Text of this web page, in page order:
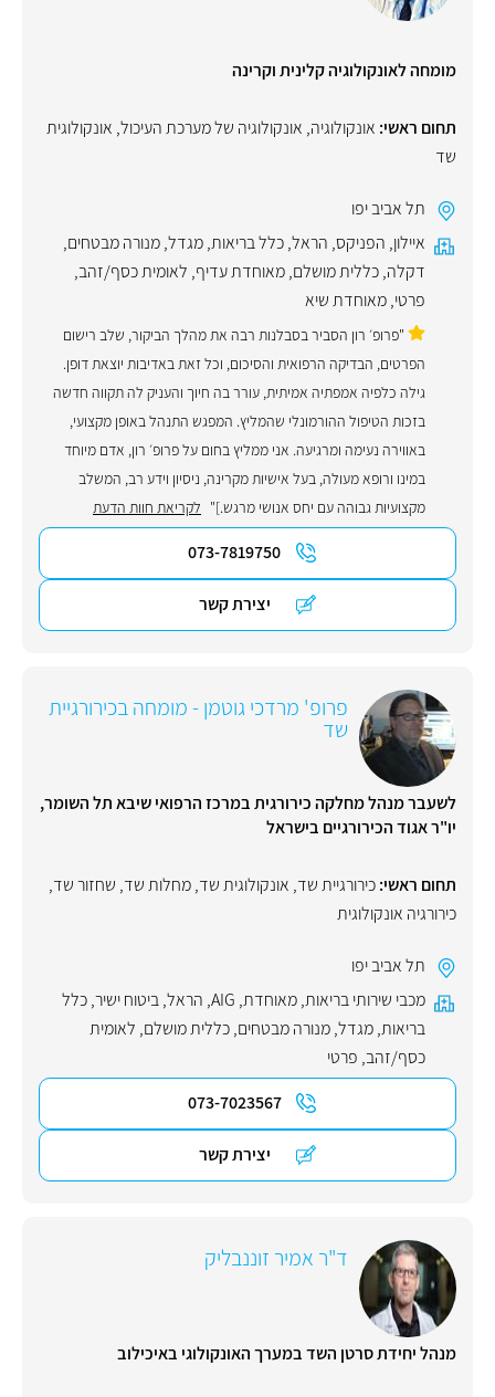
מומחה לאונקולוגיה קלינית וקרינה
תחום ראשי: אונקולוגיה, אונקולוגיה של מערכת העיכול, אונקולוגית
שד
תל אביב יפו
איילון, הפניקס, הראל,כלל בריאות,מגדל,מנורה מבטחים,
דקלה,כללית מושלם,מאוחדת עדיף, לאומית כסף/זהב,
פרטי,מאוחדת שיא
"פרופ׳ רון הסביר בסבלנות רבה את מהלך הביקור, שלב רישום
הפרטים, הבדיקה הרפואית והסיכום, וכל זאת באדיבות יוצאת דופן.
גילה כלפיה אמפתיה אמיתית, עורר בה חיוך והעניק לה תקווה חדשה
בזכות הטיפול ההורמונלי שהמליץ. המפגש התנהל באופן מקצועי,
באווירה נעימה ומרגיעה. אני ממליץ בחום על פרופ׳ רון, אדם מיוחד
במינו ורופא מעולה, בעל אישיות מקרינה, ניסיון וידע רב, המשלב
מקצועיות גבוהה עם יחס אנושי מרגש.]" לקריאת חוות הדעת
073-7819750
יצירת קשר
פרופ' מרדכי גוטמן - מומחה בכירורגיית
שד
לשעבר מנהל מחלקה כירורגית במרכז הרפואי שיבא תל השומר,
יו"ר אגוד הכירורגיים בישראל
תחום ראשי:כירורגיית שד, אונקולוגית שד,מחלות שד, שחזור שד,
כירורגיה אונקולוגית
תל אביב יפו
מכבי שירותי בריאות,מאוחדת,
AIG
, הראל,ביטוח ישיר,כלל
בריאות,מגדל,מנורה מבטחים,כללית מושלם, לאומית
כסף/זהב, פרטי
073-7023567
יצירת קשר
ד"ר אמיר זוננבליק
מנהל יחידת סרטן השד במערך האונקולוגי באיכילוב